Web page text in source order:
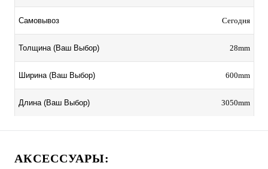
Самовывоз Сегодня
Толщина (Ваш Выбор) 28mm
Ширина (Ваш Выбор) 600mm
Длина (Ваш Выбор) 3050mm
АКСЕССУАРЫ: